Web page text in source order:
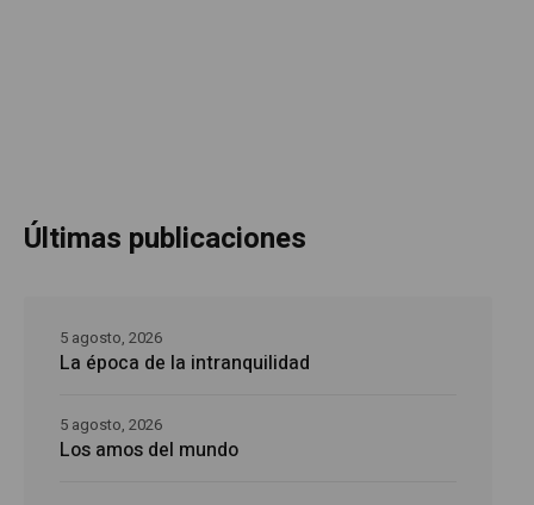
Últimas publicaciones
La época de la intranquilidad
5 agosto, 2026
Los amos del mundo
5 agosto, 2026